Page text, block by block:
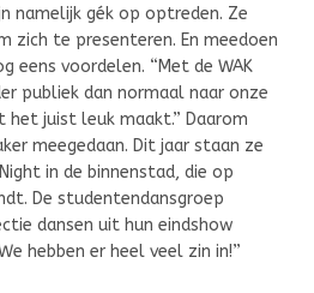
namelijk gék op optreden. Ze
zich te presenteren. En meedoen
eens voordelen. “Met de WAK
publiek dan normaal naar onze
juist leuk maakt.” Daarom
meegedaan. Dit jaar staan ze
in de binnenstad, die op
De studentendansgroep
dansen uit hun eindshow
hebben er heel veel zin in!”